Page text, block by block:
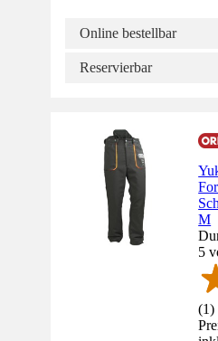
Online bestellbar
Reservierbar
M
5
(1)